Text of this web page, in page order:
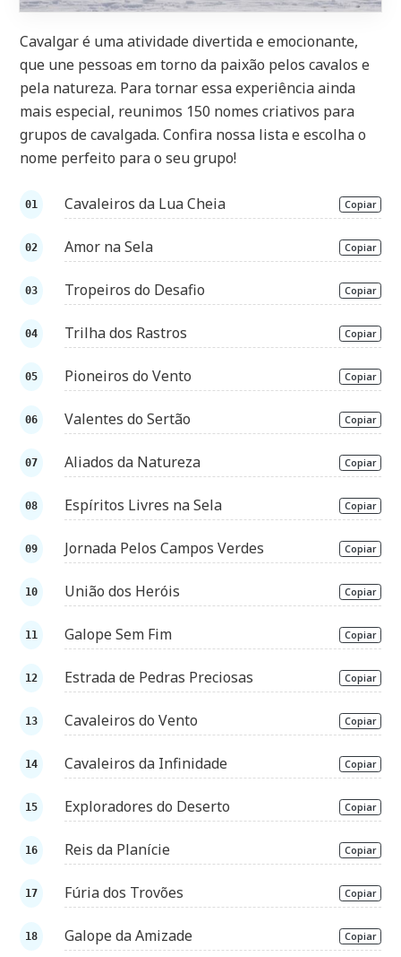
Cavalgar é uma atividade divertida e emocionante,
que une pessoas em torno da paixão pelos cavalos e
pela natureza. Para tornar essa experiência ainda
mais especial, reunimos 150 nomes criativos para
grupos de cavalgada. Confira nossa lista e escolha o
nome perfeito para o seu grupo!
Cavaleiros da Lua Cheia Copiar
Amor na Sela Copiar
Tropeiros do Desafio Copiar
Trilha dos Rastros Copiar
Pioneiros do Vento Copiar
Valentes do Sertão Copiar
Aliados da Natureza Copiar
Espíritos Livres na Sela Copiar
Jornada Pelos Campos Verdes Copiar
União dos Heróis Copiar
Galope Sem Fim Copiar
Estrada de Pedras Preciosas Copiar
Cavaleiros do Vento Copiar
Cavaleiros da Infinidade Copiar
Exploradores do Deserto Copiar
Reis da Planície Copiar
Fúria dos Trovões Copiar
Galope da Amizade Copiar